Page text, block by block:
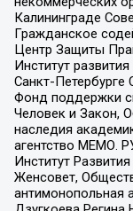
Калининграде
Гражданское
Центр Защиты
Институт
Санкт-Петербурге
Фонд поддержки
Человек и Закон,
наследия
агентство МЕМО.
Институт
Женсовет,
антимонопольная